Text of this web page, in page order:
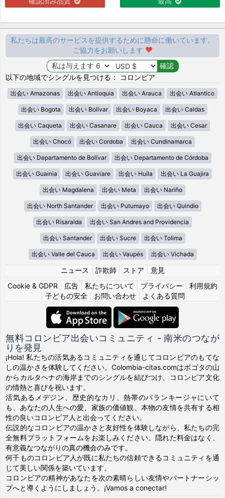
私たちは最高のサービスを提供するために懸命に働いています。
ご協力をお願いします
以下の地域でシングルを見つける： コロンビア
出会い Amazonas 出会い Antioquia 出会い Arauca 出会い Atlantico
出会い Bogota 出会い Bolívar 出会い Boyaca 出会い Caldas
出会い Caqueta 出会い Casanare 出会い Cauca 出会い Cesar
出会い Chocó 出会い Cordoba 出会い Cundinamarca
出会い Departamento de Bolívar 出会い Departamento de Córdoba
出会い Guainia 出会い Guaviare 出会い Huila 出会い La Guajira
出会い Magdalena 出会い Meta 出会い Nariño
出会い North Santander 出会い Putumayo 出会い Quindio
出会い Risaralda 出会い San Andres and Providencia
出会い Santander 出会い Sucre 出会い Tolima
出会い Valle del Cauca 出会い Vaupés 出会い Vichada
ニュース 詐欺師 ストア
意見
Cookie & GDPR
広告 私たちについて プライバシー
利用規約
子どもの安全| お問い合わせ| よくある質問
無料コロンビア出会いコミュニティ - 南米のつなが
りを発見
¡Hola! 私たちの活気あるコミュニティを通じてコロンビアのもてな
しの温かさを体験してください。Colombia-citas.comはボゴタの山
からカルタヘナの海岸までのシングルを結びつけ、コロンビア文化
の情熱と喜びを祝います。
活気あるメデジン、歴史的なカリ、熱帯のバランキージャにいて
も、あなたの人生への愛、家族の価値観、本物の友情を共有する相
性の良いコロンビア人と出会ってください。
伝説的なコロンビアの温かさと友好性を体験しながら、私たちの完
全無料プラットフォームをお楽しみください。隠れた料金はなく、
有意義なつながりの真の機会のみです。
何千ものコロンビア人が既に私たちの信頼できるコミュニティを通
じて美しい関係を築いています。
コロンビアの精神があなたを次の素晴らしい友情やパートナーシッ
プへと導くようにしましょう。¡Vamos a conectar!